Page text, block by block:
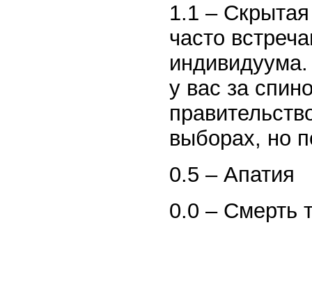
1.1 –
часто
у вас за
выборах, но
0.5 – Апатия
0.0 – Смерть